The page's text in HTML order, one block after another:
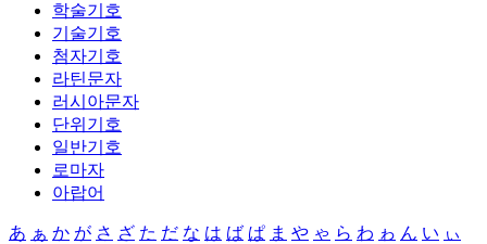
학술기호
기술기호
첨자기호
라틴문자
러시아문자
단위기호
일반기호
로마자
아랍어
あ ぁ か が さ ざ た だ な は ば ぱ ま や ゃ ら わ ゎ ん い ぃ